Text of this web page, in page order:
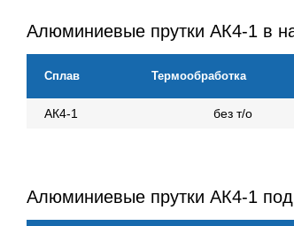
Алюминиевые прутки АК4-1 в
Сплав Термообработка
АК4-1 без т/о
Алюминиевые прутки АК4-1 под